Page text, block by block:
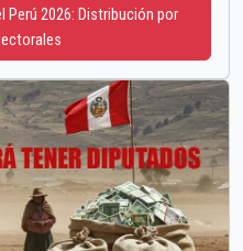
Perú 2026: Distribución por